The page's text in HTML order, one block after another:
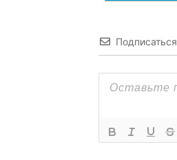
Подписаться